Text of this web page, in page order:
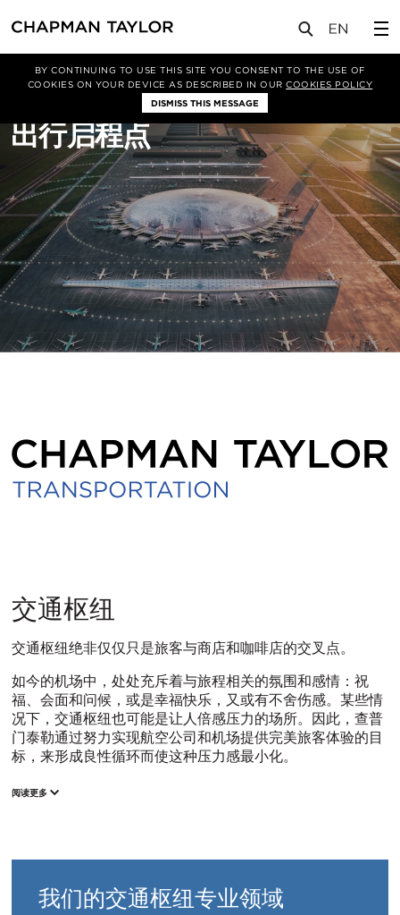
BY CONTINUING TO USE THIS SITE YOU CONSENT TO THE USE OF
COOKIES ON YOUR DEVICE AS DESCRIBED IN OURCOOKIES POLICY
DISMISS THIS MESSAGE
关于我们 项目类型 交通枢纽
出行启程点
交
通
枢
纽
交通枢纽
交通枢纽绝非仅仅只是旅客与商店和咖啡店的交叉点。
如今的机场中，处处充斥着与旅程相关的氛围和感情：祝
福、会面和问候，或是幸福快乐，又或有不舍伤感。某些情
况下，交通枢纽也可能是让人倍感压力的场所。因此，查普
门泰勒通过努力实现航空公司和机场提供完美旅客体验的目
标，来形成良性循环而使这种压力感最小化。
阅读更多
译
译
译
译
我们的交通枢纽专业领域